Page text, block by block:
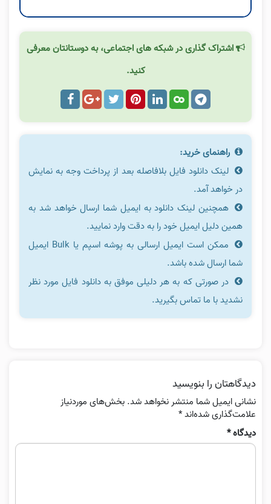
اشتراک گذاری در شبکه های اجتماعی، به دوستانتان معرفی
کنید.
راهنمای خرید:
لینک دانلود فایل بلافاصله بعد از پرداخت وجه به نمایش
در خواهد آمد.
همچنین لینک دانلود به ایمیل شما ارسال خواهد شد به
همین دلیل ایمیل خود را به دقت وارد نمایید.
ممکن است ایمیل ارسالی به پوشه اسپم یا Bulk ایمیل
شما ارسال شده باشد.
در صورتی که به هر دلیلی موفق به دانلود فایل مورد نظر
نشدید با ما تماس بگیرید.
دیدگاهتان را بنویسید
نشانی ایمیل شما منتشر نخواهد شد. بخش‌های موردنیاز
علامت‌گذاری شده‌اند*
دیدگاه*